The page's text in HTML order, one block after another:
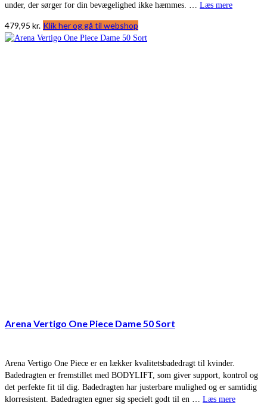
under, der sørger for din bevægelighed ikke hæmmes. … Læs mere
479,95 kr. Klik her og gå til webshop
Arena Vertigo One Piece Dame 50 Sort
Arena Vertigo One Piece er en lækker kvalitetsbadedragt til kvinder.
Badedragten er fremstillet med BODYLIFT, som giver support, kontrol og
det perfekte fit til dig. Badedragten har justerbare mulighed og er samtidig
klorresistent. Badedragten egner sig specielt godt til en … Læs mere